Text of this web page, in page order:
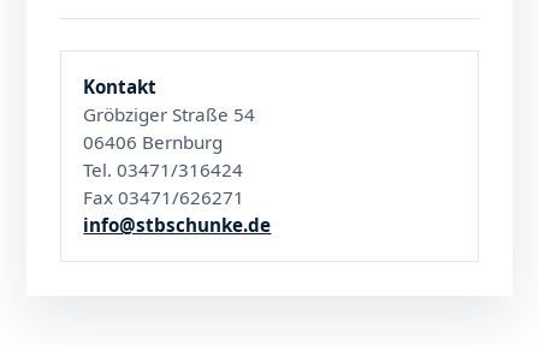
Kontakt
Gröbziger Straße 54
06406 Bernburg
Tel. 03471/316424
Fax 03471/626271
info@stbschunke.de